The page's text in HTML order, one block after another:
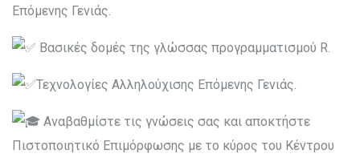
Επόμενης Γενιάς.
Βασικές δομές της γλώσσας προγραμματισμού R.
Τεχνολογίες Αλληλούχισης Επόμενης Γενιάς.
Αναβαθμίστε τις γνώσεις σας και αποκτήστε
Πιστοποιητικό Επιμόρφωσης με το κύρος του Κέντρου